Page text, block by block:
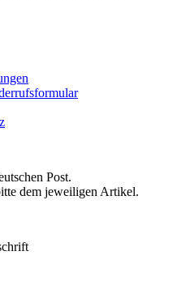
Post.
dem jeweiligen Artikel.